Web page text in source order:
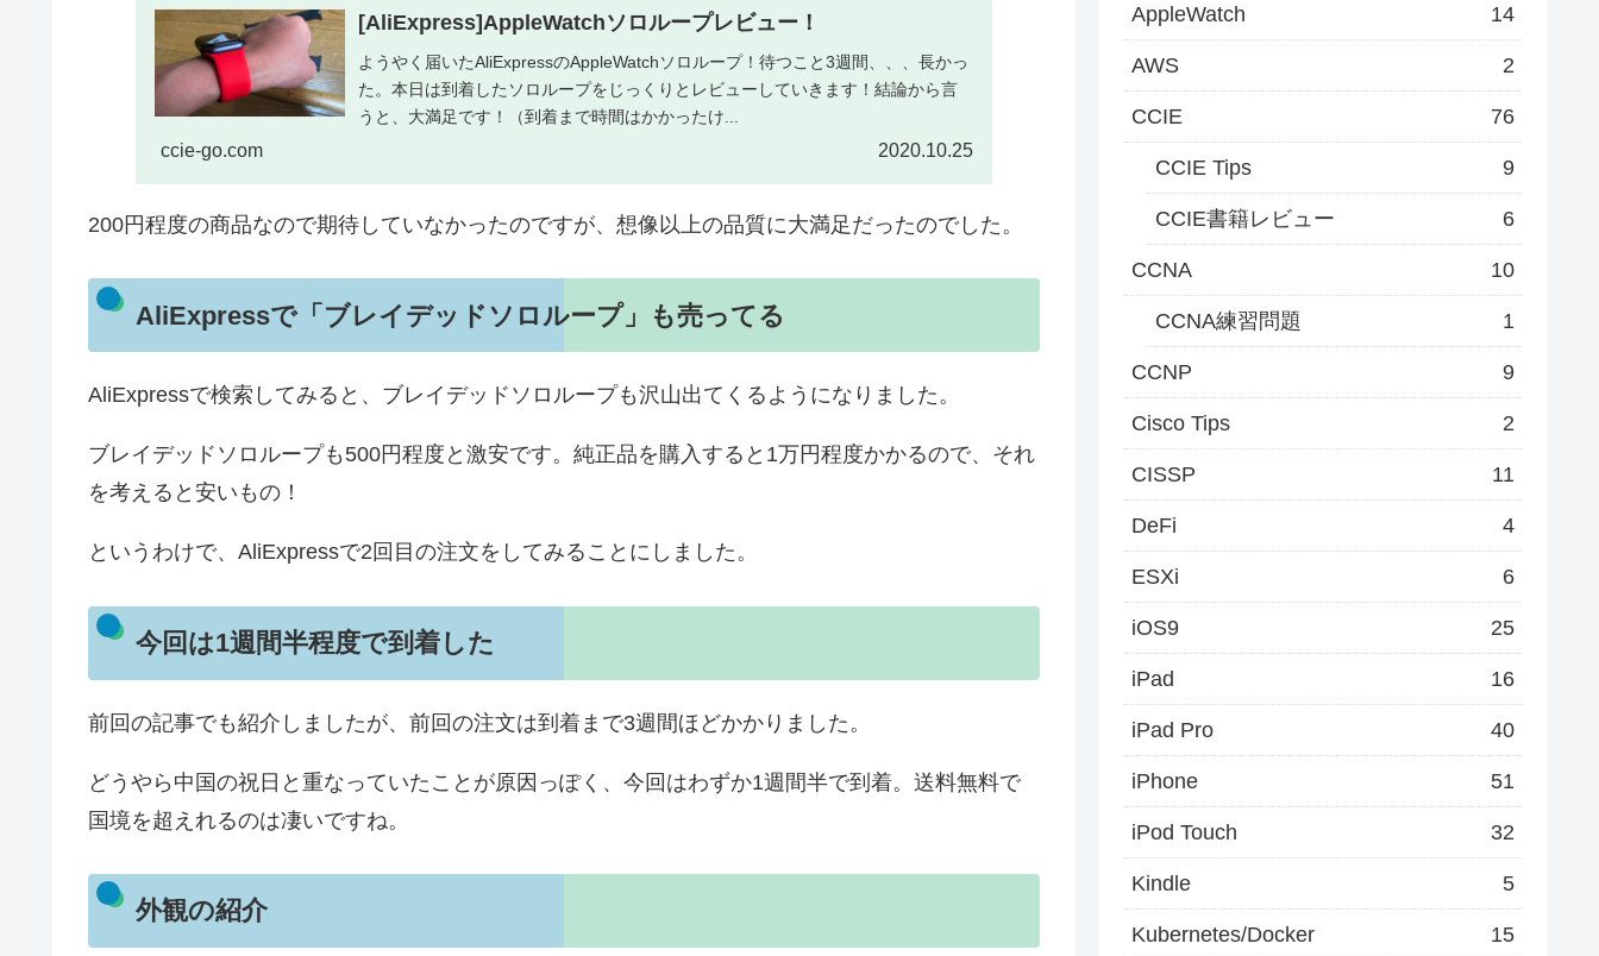
[AliExpress]AppleWatchソロループレビュー！
ようやく届いたAliExpressのAppleWatchソロループ！待つこと3週間、、、長かっ
た。本日は到着したソロループをじっくりとレビューしていきます！結論から言
うと、大満足です！（到着まで時間はかかったけ...
ccie-go.com 2020.10.25
200円程度の商品なので期待していなかったのですが、想像以上の品質に大満足だったのでした。
AliExpressで「ブレイデッドソロループ」も売ってる
AliExpressで検索してみると、ブレイデッドソロループも沢山出てくるようになりました。
ブレイデッドソロループも500円程度と激安です。純正品を購入すると1万円程度かかるので、それ
を考えると安いもの！
というわけで、AliExpressで2回目の注文をしてみることにしました。
今回は1週間半程度で到着した
前回の記事でも紹介しましたが、前回の注文は到着まで3週間ほどかかりました。
どうやら中国の祝日と重なっていたことが原因っぽく、今回はわずか1週間半で到着。送料無料で
国境を超えれるのは凄いですね。
外観の紹介
AppleWatch 14
AWS 2
CCIE 76
CCIE Tips 9
CCIE書籍レビュー 6
CCNA 10
CCNA練習問題 1
CCNP 9
Cisco Tips 2
CISSP 11
DeFi 4
ESXi 6
iOS9 25
iPad 16
iPad Pro 40
iPhone 51
iPod Touch 32
Kindle 5
Kubernetes/Docker 15